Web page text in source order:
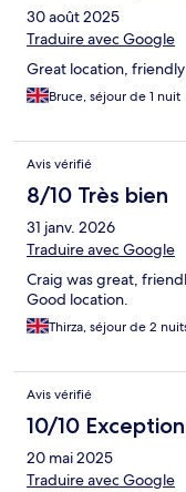
30 août 2025
Traduire avec Google
Great location,
Bruce, séjour de 1 nuit
Avis vérifié
8/10 Très bien
31 janv. 2026
Traduire avec Google
Craig was great,
Good location.
Thirza, séjour de 2
Avis vérifié
10/10
20 mai 2025
Traduire avec Google